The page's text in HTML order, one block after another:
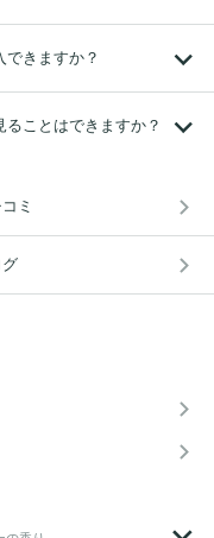
きますか？
ことはできますか？
ミ
グ